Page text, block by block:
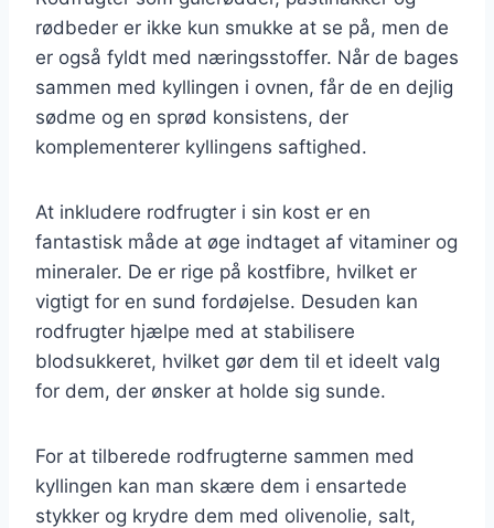
rødbeder er ikke kun smukke at se på, men de
er også fyldt med næringsstoffer. Når de bages
sammen med kyllingen i ovnen, får de en dejlig
sødme og en sprød konsistens, der
komplementerer kyllingens saftighed.
At inkludere rodfrugter i sin kost er en
fantastisk måde at øge indtaget af vitaminer og
mineraler. De er rige på kostfibre, hvilket er
vigtigt for en sund fordøjelse. Desuden kan
rodfrugter hjælpe med at stabilisere
blodsukkeret, hvilket gør dem til et ideelt valg
for dem, der ønsker at holde sig sunde.
For at tilberede rodfrugterne sammen med
kyllingen kan man skære dem i ensartede
stykker og krydre dem med olivenolie, salt,